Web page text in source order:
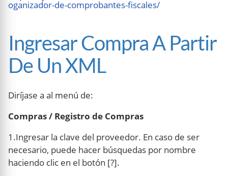
oganizador-de-comprobantes-fiscales/
Ingresar Compra A Partir
De Un XML
Diríjase a al menú de:
Compras / Registro de Compras
1.Ingresar la clave del proveedor. En caso de ser
necesario, puede hacer búsquedas por nombre
haciendo clic en el botón [?].